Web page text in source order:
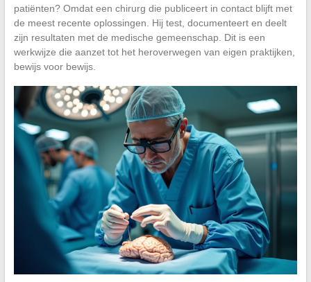
patiënten? Omdat een chirurg die publiceert in contact blijft met
de meest recente oplossingen. Hij test, documenteert en deelt
zijn resultaten met de medische gemeenschap. Dit is een
werkwijze die aanzet tot het heroverwegen van eigen praktijken,
bewijs voor bewijs.